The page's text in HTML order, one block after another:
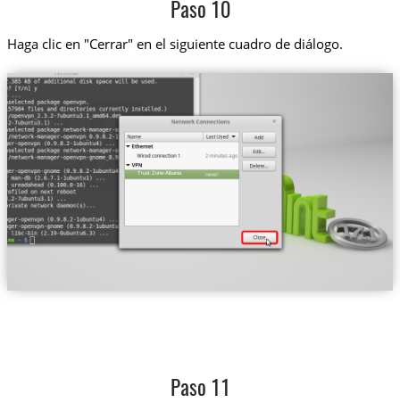
Paso 10
Haga clic en "Cerrar" en el siguiente cuadro de diálogo.
Trust.Zone-Albania
Paso 11